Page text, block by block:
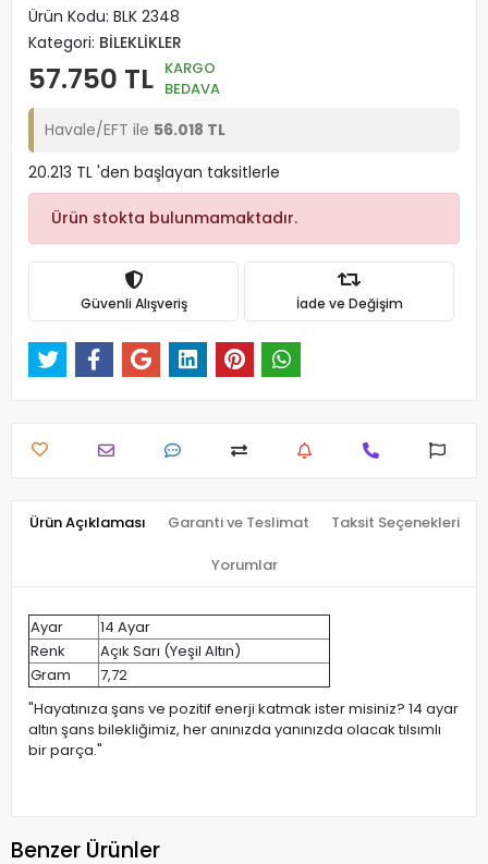
Ürün Kodu: BLK 2348
Kategori: BİLEKLİKLER
57.750 TL KARGO
BEDAVA
Havale/EFT ile 56.018 TL
20.213 TL 'den başlayan taksitlerle
Ürün stokta bulunmamaktadır.
Güvenli Alışveriş İade ve Değişim
Ürün Açıklaması Garanti ve Teslimat Taksit Seçenekleri
Yorumlar
Ayar
14 Ayar
Renk
Açık Sarı (Yeşil Altın)
Gram
7,72
"Hayatınıza şans ve pozitif enerji katmak ister misiniz? 14 ayar
altın şans bilekliğimiz, her anınızda yanınızda olacak tılsımlı
bir parça."
Benzer Ürünler